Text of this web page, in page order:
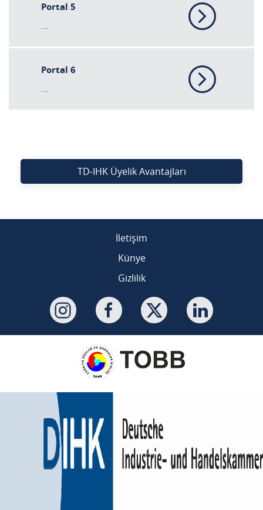
Portal 5
...
Portal 6
...
TD-IHK Üyelik Avantajları
İletişim
Künye
Gizlilik